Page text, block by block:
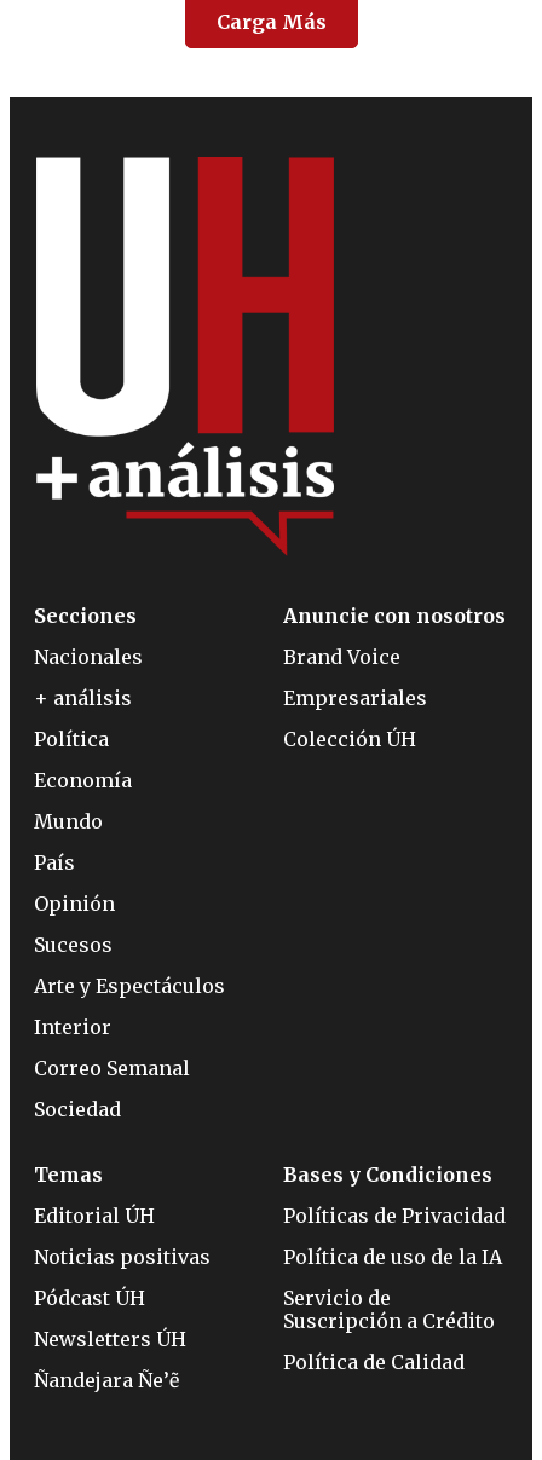
Carga Más
Secciones
Nacionales
+ análisis
Política
Economía
Mundo
País
Opinión
Sucesos
Arte y Espectáculos
Interior
Correo Semanal
Sociedad
Anuncie con nosotros
Brand Voice
Empresariales
Colección ÚH
Temas
Editorial ÚH
Noticias positivas
Pódcast ÚH
Newsletters ÚH
Ñandejara Ñe’ẽ
Bases y Condiciones
Políticas de Privacidad
Política de uso de la IA
Servicio de
Suscripción a Crédito
Política de Calidad